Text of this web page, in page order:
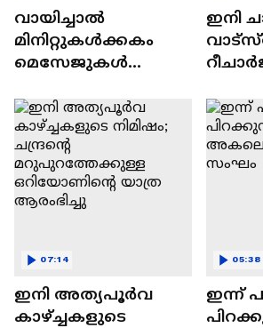
വായിച്ചാൽ
മിനിറ്റുകൾക്കകം
മെസേജുകള്‍
WhatsApp | Tech Talk
ഇനി
Tech
ഇനി അത്യപൂര്‍വ
കാഴ്ച്ചകളുടെ
07:14
ഇന്ന്
05:38